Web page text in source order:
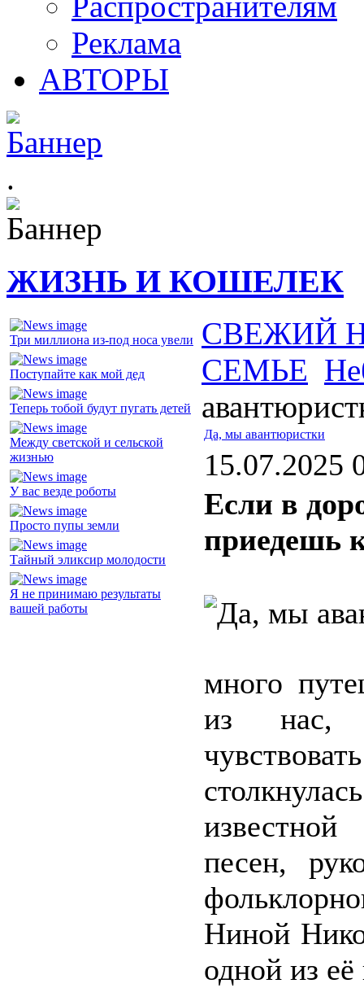
Реклама
АВТОРЫ
.
ЖИЗНЬ И КОШЕЛЕК
Три миллиона из-под носа увели
Поступайте как мой дед
Теперь тобой будут пугать детей
Между светской и сельской
жизнью
У вас везде роботы
Просто пупы земли
Тайный эликсир молодости
Я не принимаю результаты
вашей работы
СВЕЖИЙ
СЕМЬЕ
Да, мы авантюристки
15.07.2025
Если в
приедешь
много
из нас,
песен,
Ниной
одной из её